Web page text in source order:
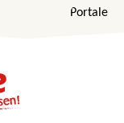
Portale